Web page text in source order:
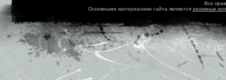
Все
Основными материалами сайта являются архивные